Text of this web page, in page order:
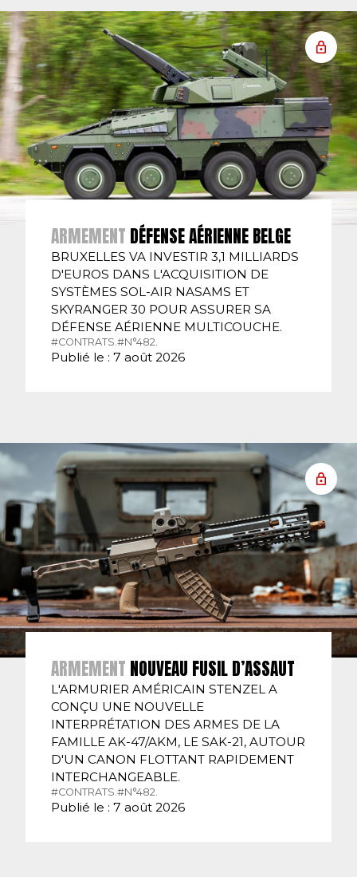
ARMEMENT DÉFENSE AÉRIENNE BELGE
BRUXELLES VA INVESTIR 3,1 MILLIARDS
D'EUROS DANS L'ACQUISITION DE
SYSTÈMES SOL-AIR NASAMS ET
SKYRANGER 30 POUR ASSURER SA
DÉFENSE AÉRIENNE MULTICOUCHE.
#CONTRATS.#N°482.
Publié le : 7 août 2026
ARMEMENT NOUVEAU FUSIL D’ASSAUT
L'ARMURIER AMÉRICAIN STENZEL A
CONÇU UNE NOUVELLE
INTERPRÉTATION DES ARMES DE LA
FAMILLE AK-47/AKM, LE SAK-21, AUTOUR
D'UN CANON FLOTTANT RAPIDEMENT
INTERCHANGEABLE.
#CONTRATS.#N°482.
Publié le : 7 août 2026